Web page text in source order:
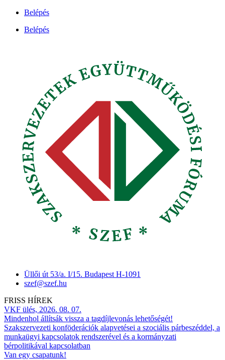
Ugrás
tartalomhoz
Belépés
Belépés
Üllői út 53/a. I/15. Budapest H-1091
szef@szef.hu
FRISS HÍREK
VKF ülés, 2026. 08. 07.
Mindenhol állítsák vissza a tagdíjlevonás lehetőségét!
Szakszervezeti konföderációk alapvetései a szociális párbeszéddel, a
munkaügyi kapcsolatok rendszerével és a kormányzati
bérpolitikával kapcsolatban
Van egy csapatunk!